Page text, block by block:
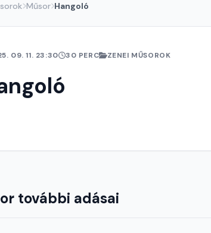
Műsor Hangoló
09. 11. 23:30 30 PERC ZENEI MŰSOROK
további adásai